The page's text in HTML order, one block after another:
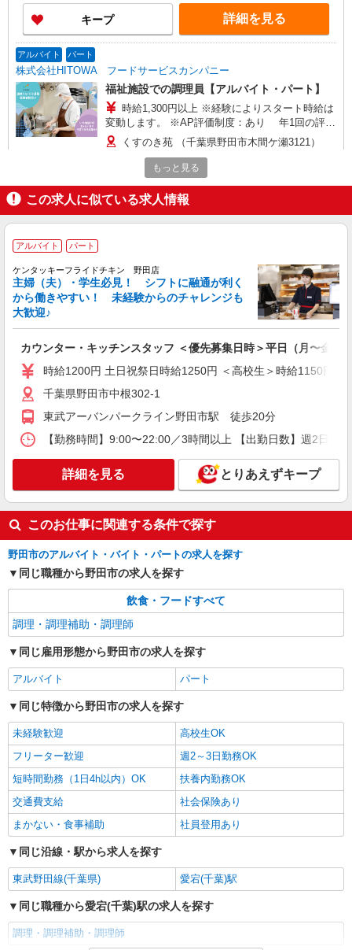
キープ 詳細を見る
アルバイト パート
株式会社HITOWA フードサービスカンパニー
福祉施設での調理員【アルバイト・パート】
時給1,300円以上 ※経験によりスタート時給は
変動します。 ※AP評価制度：あり 年1回の評価
により時給を見直します。 ※アルバイト賞与（寸
志）：あり 年2回。勤続年数により金額UP。
くすのき苑 （千葉県野田市木間ケ瀬3121）
月給25万円〜30万円 ※給与は経験や前職給与
に応じて決定します。 賞与年2回
イリーゼ野田 （千葉県野田市清水740-1）
キープ 詳細を見る
アルバイト
株式会社HITOWA フードサービスカンパニー
福祉施設での調理補助【アルバイト・パート】
時給1,200円以上 ※経験によりスタート時給は
により時給を見直します。 ※アルバイト賞与（寸
志）：あり 年2回。勤続年数により金額UP。
くすのき苑 （千葉県野田市木間ケ瀬3121）
キープ 詳細を見る
ケンタッキーフライドチキン 野田店
カウンター・キッチンスタッフ ＜優先募集日
時＞平日（月〜金） 9:00〜14:00
時給1200円 土日祝祭日時給1250円 ＜高校生＞
時給1150円 土日祝祭日時給1200円
千葉県野田市中根302-1
ケンタッキーフライドチキン イオンタウン七光台店
カウンター・キッチンスタッフ ＜優先募集日
時＞平日（月〜金） 11:00〜17:00
時給1150円 ＜高校生＞時給1150円
千葉県野田市七光台4-2
詳細を見る
アルバイト パート
コンパスグループ・ジャパン株式会社 31309_p
調理補助【アルバイト・パート】
時給1,140円〜1,200円 試用期間中 時給1,140
もっと見る
この求人に似ている求人情報
アルバイト パート
ケンタッキーフライドチキン 野田店
主婦（夫）・学生必見！ シフトに融通が利く
から働きやすい！ 未経験からのチャレンジも
大歓迎♪
カウンター・キッチンスタッフ ＜優先募集日時＞平日（月〜金
時給1200円 土日祝祭日時給1250円 ＜高校生＞時給1150円
千葉県野田市中根302-1
東武アーバンパークライン野田市駅 徒歩20分
【勤務時間】9:00〜22:00／3時間以上 【出勤日数】週2日
詳細を見る とりあえずキープ
このお仕事に関連する条件で探す
野田市のアルバイト・バイト・パートの求人を探す
同じ職種から野田市の求人を探す
飲食・フードすべて
調理・調理補助・調理師
同じ雇用形態から野田市の求人を探す
アルバイト パート
同じ特徴から野田市の求人を探す
未経験歓迎
高校生OK
フリーター歓迎
週2～3日勤務OK
短時間勤務（1日4h以内）OK
扶養内勤務OK
交通費支給
社会保険あり
まかない・食事補助
社員登用あり
同じ沿線・駅から求人を探す
東武野田線(千葉県) 愛宕(千葉)駅
同じ職種から愛宕(千葉)駅の求人を探す
調理・調理補助・調理師